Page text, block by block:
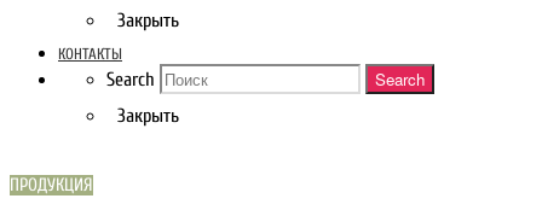
Закрыть
КОНТАКТЫ
Search Search
Закрыть
ПРОДУКЦИЯ